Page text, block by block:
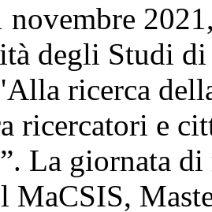
degli Studi
ricerca
ricercatori e
La giornata
MaCSIS,